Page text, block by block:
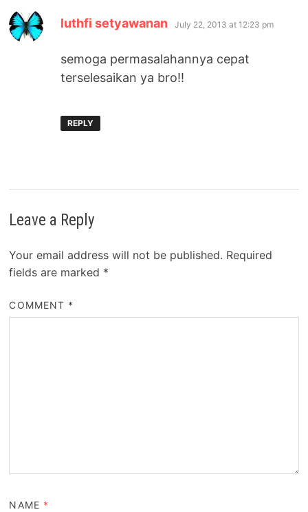
luthfi setyawanan says:
July 22, 2013 at 12:23 pm
semoga permasalahannya cepat
terselesaikan ya bro!!
REPLY
Leave a Reply
Your email address will not be published. Required
fields are marked *
COMMENT *
NAME *